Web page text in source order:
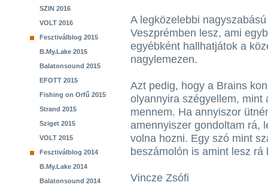
SZIN 2016
VOLT 2016
Fesztiválblog 2015
B.My.Lake 2015
Balatonsound 2015
EFOTT 2015
Fishing on Orfű 2015
Strand 2015
Sziget 2015
VOLT 2015
Fesztiválblog 2014
B.My.Lake 2014
Balatonsound 2014
A legközelebbi
Veszprémben lesz, ami
egyébként hallhatjátok a
nagylemezen.
Azt pedig, hogy a Brains
olyannyira szégyellem, mint
mennem. Ha annyiszor
amennyiszer gondoltam rá,
volna hozni. Egy szó mint
beszámolón is amint lesz
Vincze Zsófi